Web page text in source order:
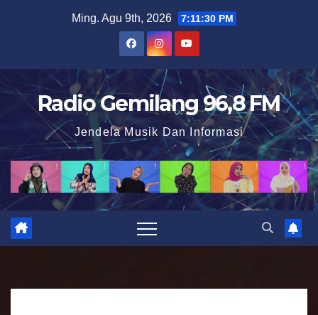
t
o
n
Ming. Agu 9th, 2026 7:11:31 PM
Radio Gemilang 96,8 FM
Jendela Musik Dan Informasi